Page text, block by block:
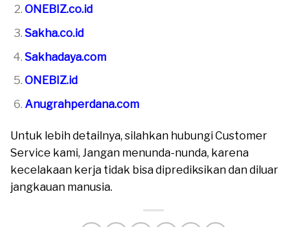
ONEBIZ.co.id
Sakha.co.id
Sakhadaya.com
ONEBIZ.id
Anugrahperdana.com
Untuk lebih detailnya, silahkan hubungi Customer
Service kami, Jangan menunda-nunda, karena
kecelakaan kerja tidak bisa diprediksikan dan diluar
jangkauan manusia.